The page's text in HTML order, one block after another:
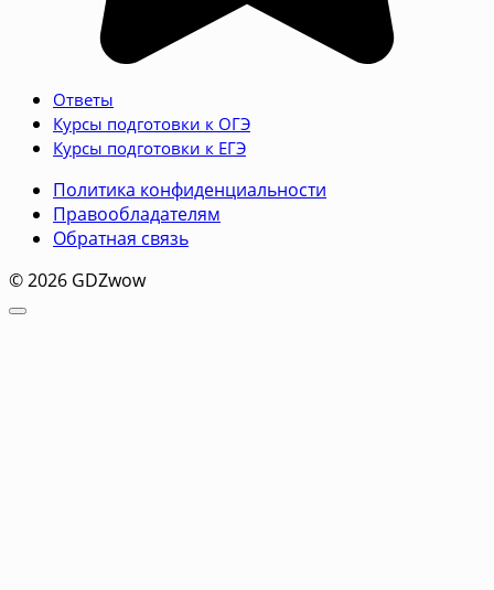
Ответы
Курсы подготовки к ОГЭ
Курсы подготовки к ЕГЭ
Политика конфиденциальности
Правообладателям
Обратная связь
© 2026 GDZwow